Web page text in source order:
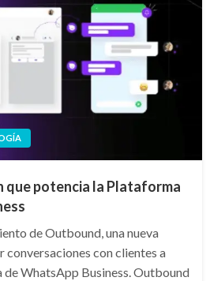
que potencia la Plataforma
de Outbound, una nueva
conversaciones con clientes a
WhatsApp Business. Outbound